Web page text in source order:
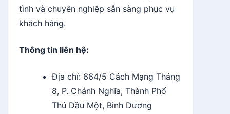
tình và chuyên nghiệp sẵn sàng phục vụ
khách hàng.
Thông tin liên hệ:
Địa chỉ: 664/5 Cách Mạng Tháng
8, P. Chánh Nghĩa, Thành Phố
Thủ Dầu Một, Bình Dương